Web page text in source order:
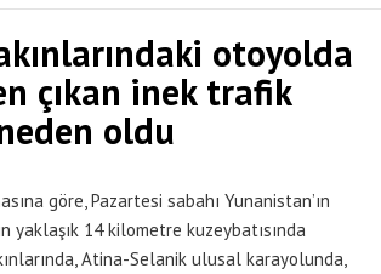
otoyolda
çıkan inek trafik
oldu
göre, Pazartesi sabahı Yunanistan’ın
yaklaşık 14 kilometre kuzeybatısında
Atina-Selanik ulusal karayolunda,